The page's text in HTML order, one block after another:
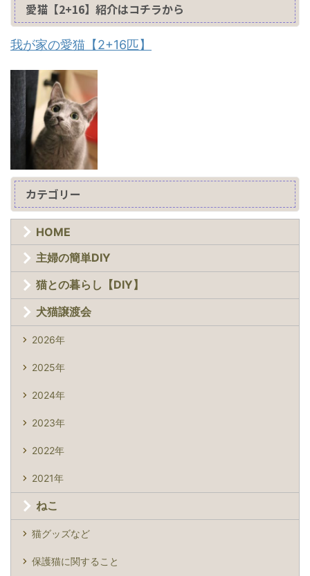
愛猫【2+16】紹介はコチラから
我が家の愛猫【2+16匹】
カテゴリー
HOME
主婦の簡単DIY
猫との暮らし【DIY】
犬猫譲渡会
2026年
2025年
2024年
2023年
2022年
2021年
ねこ
猫グッズなど
保護猫に関すること